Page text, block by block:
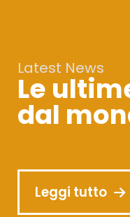
Latest News
Le
dal
Leggi tutto